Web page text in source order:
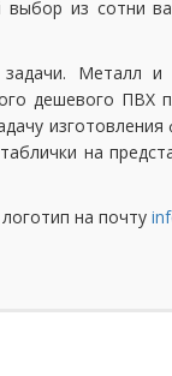
из сотни
Металл и
дешевого ПВХ
на
на почту